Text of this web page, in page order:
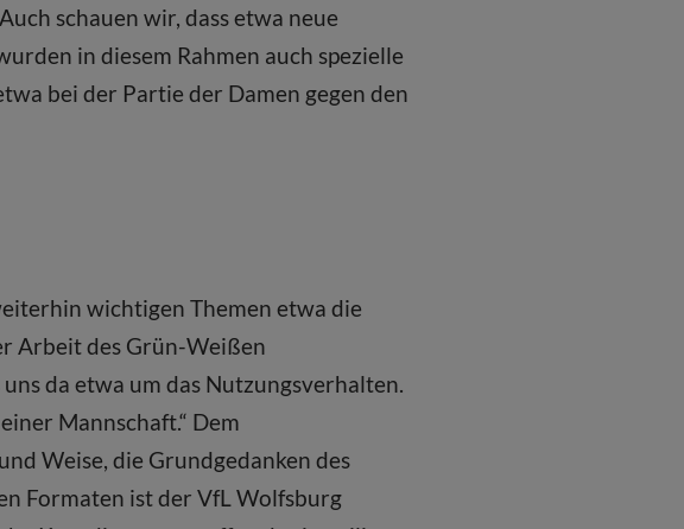
schauen wir, dass etwa neue
in diesem Rahmen auch spezielle
bei der Partie der Damen gegen den
wichtigen Themen etwa die
Arbeit des Grün-Weißen
da etwa um das Nutzungsverhalten.
Mannschaft.“ Dem
Weise, die Grundgedanken des
Formaten ist der VfL Wolfsburg